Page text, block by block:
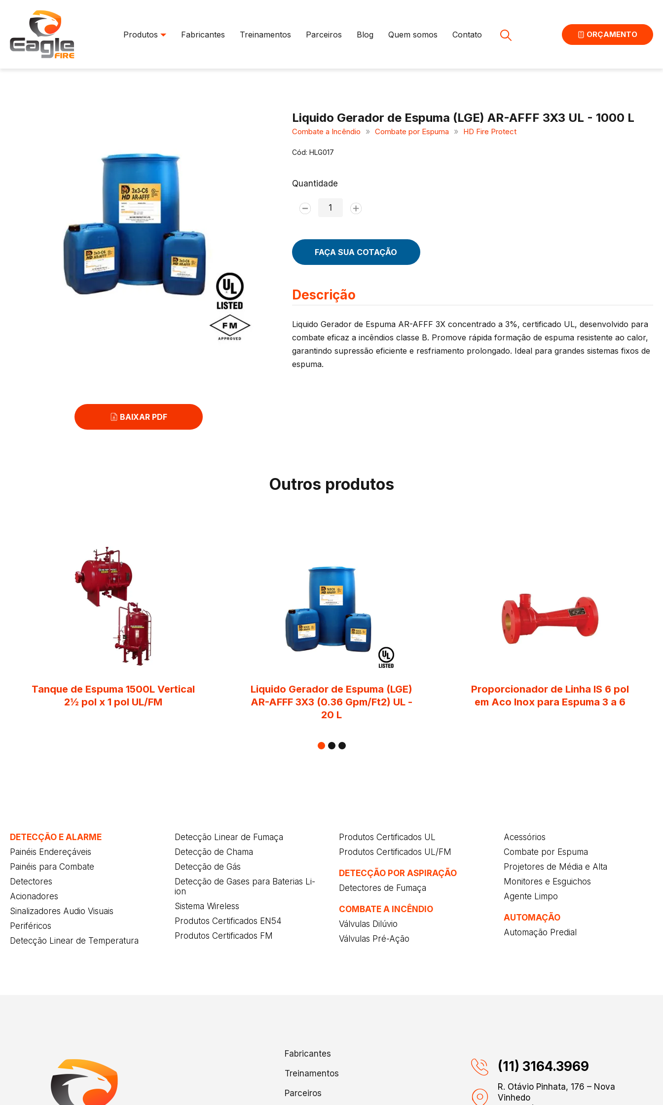
Produtos Fabricantes Treinamentos Parceiros Blog Quem somos Contato ORÇAMENTO
BAIXAR PDF
Liquido Gerador de Espuma (LGE) AR-AFFF 3X3 UL - 1000 L
Combate a Incêndio » Combate por Espuma » HD Fire Protect
Cód: HLG017
Quantidade
FAÇA SUA COTAÇÃO
Descrição
Liquido Gerador de Espuma AR-AFFF 3X concentrado a 3%, certificado UL, desenvolvido para
combate eficaz a incêndios classe B. Promove rápida formação de espuma resistente ao calor,
garantindo supressão eficiente e resfriamento prolongado. Ideal para grandes sistemas fixos de
espuma.
Outros produtos
Tanque de Espuma 1500L Vertical
2½ pol x 1 pol UL/FM
Liquido Gerador de Espuma (LGE)
AR-AFFF 3X3 (0.36 Gpm/Ft2) UL -
20 L
Proporcionador de Linha IS 6 pol
em Aco Inox para Espuma 3 a 6
DETECÇÃO E ALARME
Painéis Endereçáveis
Painéis para Combate
Detectores
Acionadores
Sinalizadores Audio Visuais
Periféricos
Detecção Linear de Temperatura
Detecção Linear de Fumaça
Detecção de Chama
Detecção de Gás
Detecção de Gases para Baterias Li-
ion
Sistema Wireless
Produtos Certificados EN54
Produtos Certificados FM
Produtos Certificados UL
Produtos Certificados UL/FM
DETECÇÃO POR ASPIRAÇÃO
Detectores de Fumaça
COMBATE A INCÊNDIO
Válvulas Dilúvio
Válvulas Pré-Ação
Acessórios
Combate por Espuma
Projetores de Média e Alta
Monitores e Esguichos
Agente Limpo
AUTOMAÇÃO
Automação Predial
Fabricantes
Treinamentos
Parceiros
(11) 3164.3969
R. Otávio Pinhata, 176 – Nova
Vinhedo